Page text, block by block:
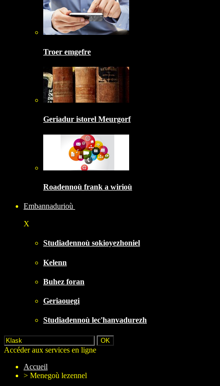
Troer emgefre
Geriadur istorel Meurgorf
Roadennoù frank a wirioù
Embannadurioù
X
Studiadennoù sokioyezhoniel
Kelenn
Buhez foran
Geriaouegi
Studiadennoù lec'hanvadurezh
Accéder aux services en ligne
Accueil
> Menegoù lezennel